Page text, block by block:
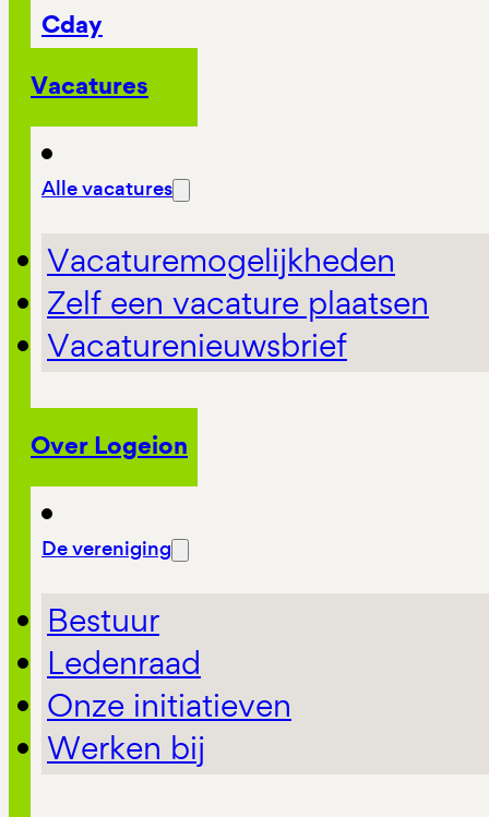
Cday
Vacatures
Alle vacatures
Vacaturemogelijkheden
Zelf een vacature plaatsen
Vacaturenieuwsbrief
Over Logeion
De vereniging
Bestuur
Ledenraad
Onze initiatieven
Werken bij